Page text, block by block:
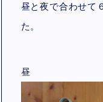
昼と夜で合わせて
た。
昼